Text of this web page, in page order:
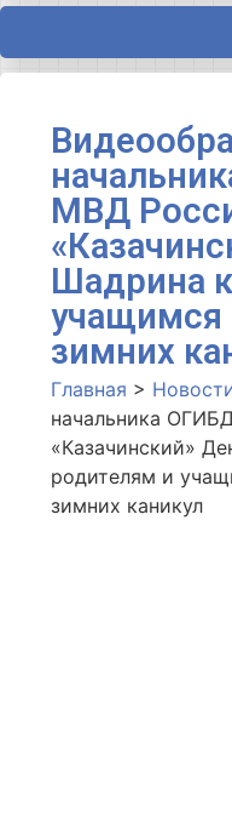
МВД
Шадрина
учащимся
зимних
Главная >
начальника
«Казачинский»
родителям и
зимних каникул